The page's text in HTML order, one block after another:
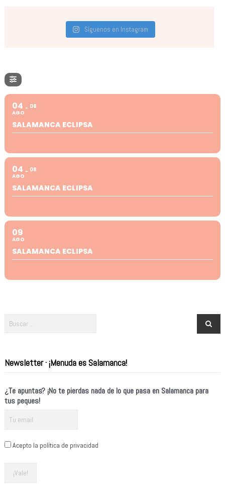
Síguenos en Instagram
04
AGO
08
SALAMANCA ECLIPSA
04
AGO
08
SALAMANCA ECLIPSA
09
AGO
SALAMANCA ECLIPSA
Newsletter · ¡Menuda es Salamanca!
¿Te apuntas? ¡No te pierdas nada de lo que pasa en Salamanca para
tus peques!
Acepto la política de privacidad